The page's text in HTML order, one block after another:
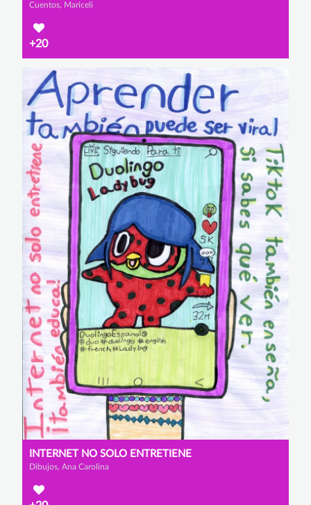
Cuentos, Mariceli
+20
INTERNET NO SOLO ENTRETIENE
Dibujos, Ana Carolina